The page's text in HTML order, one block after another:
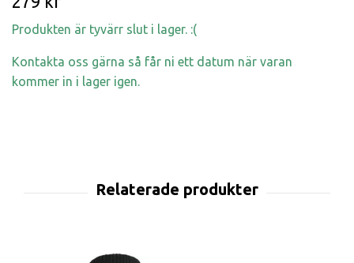
Produkten är tyvärr slut i lager. :(
Kontakta oss gärna så får ni ett datum när varan
kommer in i lager igen.